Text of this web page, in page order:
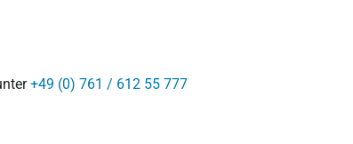
+49 (0) 761 / 612 55 777